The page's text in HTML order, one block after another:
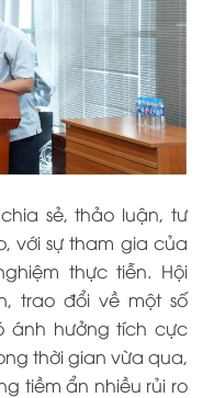
sẻ, thảo luận, tư
với sự tham gia của
thực tiễn. Hội
trao đổi về một số
ánh hưởng tích cực
thời gian vừa qua,
tiềm ẩn nhiều rủi ro